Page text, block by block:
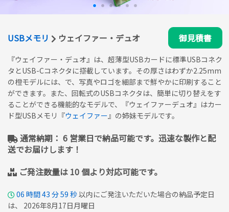
USBメモリ ウェイファー・デュオ 御見積書
『ウェイファー・デュオ』は、超薄型USBカードに標準USBコネク
タとUSB-Cコネクタに搭載しています。その厚さはわずか2.25mm
の橙モデルには、で、写真やロゴを細部まで鮮やかに印刷すること
ができます。また、回転式のUSBコネクタは、簡単に切り替えをす
ることができる機能的なモデルで、『ウェイファーデュオ』はカー
ド型USBメモリ『ウェイファー 』の姉妹モデルです。
通常納期： 6 営業日で納品可能です。迅速な製作と配
送でお届けします！
ご発注数量は 10 個より対応可能です。
06 時間43 分58 秒以内にご発注いただいた場合の納品予定日
は、 2026年8月17日月曜日